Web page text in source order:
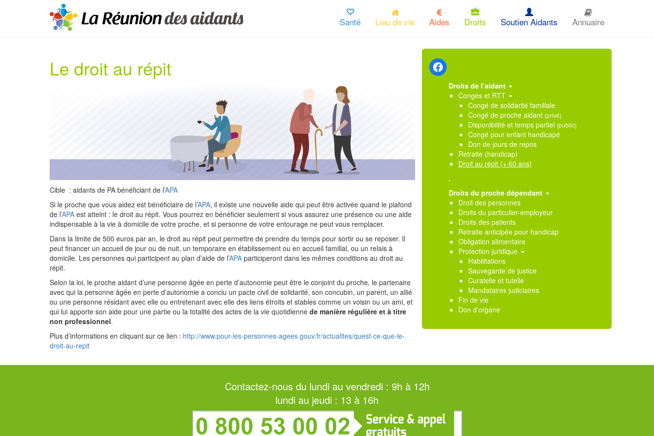
Santé Lieu de vie Aides Droits Soutien Aidants Annuaire
Le droit au répit
Cible : aidants de PA bénéficiant de l’APA
Si le proche que vous aidez est bénéficiaire de l’APA, il existe une nouvelle aide qui peut être activée quand le plafond
de l’APA est atteint : le droit au répit. Vous pourrez en bénéficier seulement si vous assurez une présence ou une aide
indispensable à la vie à domicile de votre proche, et si personne de votre entourage ne peut vous remplacer.
Dans la limite de 500 euros par an, le droit au répit peut permettre de prendre du temps pour sortir ou se reposer. Il
peut financer un accueil de jour ou de nuit, un temporaire en établissement ou en accueil familial, ou un relais à
domicile. Les personnes qui participent au plan d’aide de l’APA participeront dans les mêmes conditions au droit au
répit.
Selon la loi, le proche aidant d’une personne âgée en perte d’autonomie peut être le conjoint du proche, le partenaire
avec qui la personne âgée en perte d’autonomie a conclu un pacte civil de solidarité, son concubin, un parent, un allié
ou une personne résidant avec elle ou entretenant avec elle des liens étroits et stables comme un voisin ou un ami, et
qui lui apporte son aide pour une partie ou la totalité des actes de la vie quotidienne de manière régulière et à titre
non professionnel.
Plus d’informations en cliquant sur ce lien : http://www.pour-les-personnes-agees.gouv.fr/actualites/quest-ce-que-le-
droit-au-repit
Droits de l’aidant
Congés et RTT
Congé de solidarité familiale
Congé de proche aidant (privé)
Disponibilité et temps partiel (public)
Congé pour enfant handicapé
Don de jours de repos
Retraite (handicap)
Droit au répit (+ 60 ans)
.
Droits du proche dépendant
Droit des personnes
Droits du particulier-employeur
Droits des patients
Retraite anticipée pour handicap
Obligation alimentaire
Protection juridique
Habilitations
Sauvegarde de justice
Curatelle et tutelle
Mandataires judiciaires
Fin de vie
Don d’organe
Contactez-nous du lundi au vendredi : 9h à 12h
lundi au jeudi : 13 à 16h